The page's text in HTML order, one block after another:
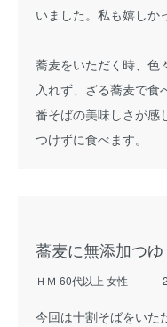
いました。私も嬉しか
蕎麦をいただく時、色
入れず、ざる蕎麦で食
番そばの美味しさが感
つけずに食べます。
蕎麦に無添加つゆ
ＨＭ 60代以上 女性
今回は十割そばをいた